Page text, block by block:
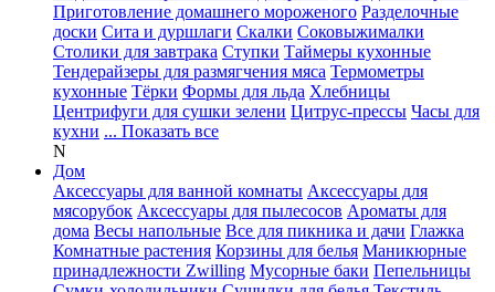
Приготовление домашнего мороженого Разделочные
доски Сита и дуршлаги Скалки Соковыжималки
Столики для завтрака Ступки Таймеры кухонные
Тендерайзеры для размягчения мяса Термометры
кухонные Тёрки Формы для льда Хлебницы
Центрифуги для сушки зелени Цитрус-прессы Часы для
кухни ... Показать все
N
Дом
Аксессуары для ванной комнаты Аксессуары для
мясорубок Аксессуары для пылесосов Ароматы для
дома Весы напольные Все для пикника и дачи Глажка
Комнатные растения Корзины для белья Маникюрные
принадлежности Zwilling Мусорные баки Пепельницы